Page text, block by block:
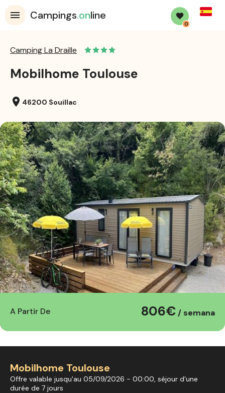
Campings.online
0
Camping La Draille
Mobilhome Toulouse
location_on 46200 Souillac
A Partir De 806€ / semana
Mobilhome Toulouse
Offre valable jusqu'au 05/09/2026 - 00:00, séjour d'une
durée de 7 jours